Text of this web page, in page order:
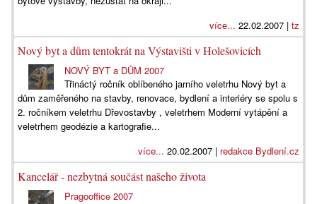
více... 22.02.2007 | tz
Nový byt a dům tentokrát na Výstavišti v Holešovicích
NOVÝ BYT a DŮM 2007
Třináctý ročník oblíbeného jarního veletrhu Nový byt a
dům zaměřeného na stavby, renovace, bydlení a interiéry se spolu s
2. ročníkem veletrhu Dřevostavby , veletrhem Moderní vytápění a
veletrhem geodézie a kartografie...
více... 20.02.2007 | redakce Bydlení.cz
Kancelář - nezbytná součást našeho života
Pragooffice 2007